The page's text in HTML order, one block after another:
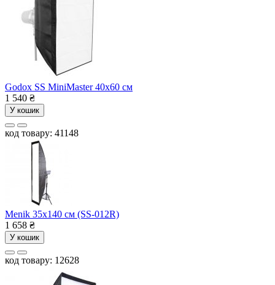
Godox SS MiniMaster 40х60 см
1 540 ₴
У кошик
код товару: 41148
Menik 35x140 см (SS-012R)
1 658 ₴
У кошик
код товару: 12628